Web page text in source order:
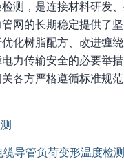
测，是连接材料研发
网的长期稳定提供了坚
化树脂配方、改进缠
力传输安全的必要举
各方严格遵循标准规
导管负荷变形温度检测